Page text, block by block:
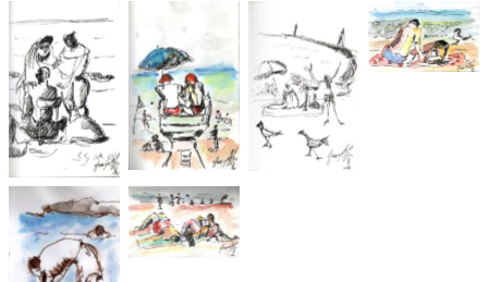
Chroniques
de plage
2 Anglet
2025
Chroniques
de plage
1 Anglet
2025
Chroniques
de plage
5 Anglet
2025
Chroniques
de plage
Chroniques
été 4
Chroniques
de plage